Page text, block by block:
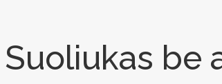
Suoliukas be